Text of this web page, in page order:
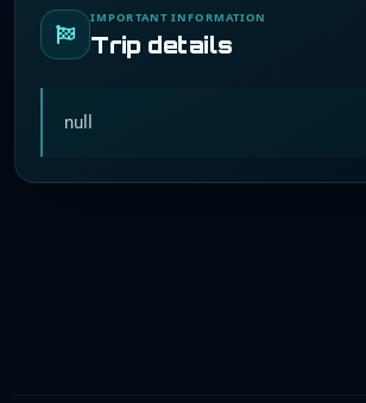
IMPORTANT INFORMATION
Trip details
null